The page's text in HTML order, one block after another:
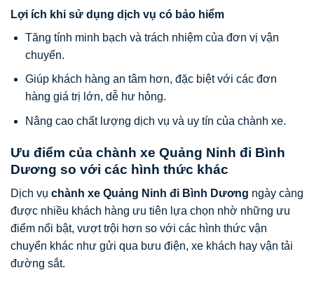
Lợi ích khi sử dụng dịch vụ có bảo hiểm
Tăng tính minh bạch và trách nhiệm của đơn vị vận
chuyển.
Giúp khách hàng an tâm hơn, đặc biệt với các đơn
hàng giá trị lớn, dễ hư hỏng.
Nâng cao chất lượng dịch vụ và uy tín của chành xe.
Ưu điểm của chành xe Quảng Ninh đi Bình
Dương so với các hình thức khác
Dịch vụ chành xe Quảng Ninh đi Bình Dương ngày càng
được nhiều khách hàng ưu tiên lựa chọn nhờ những ưu
điểm nổi bật, vượt trội hơn so với các hình thức vận
chuyển khác như gửi qua bưu điện, xe khách hay vận tải
đường sắt.